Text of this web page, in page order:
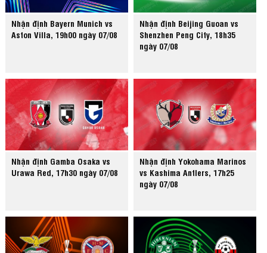
Nhận định Bayern Munich vs
Aston Villa, 19h00 ngày 07/08
Nhận định Beijing Guoan vs
Shenzhen Peng City, 18h35
ngày 07/08
Nhận định Gamba Osaka vs
Urawa Red, 17h30 ngày 07/08
Nhận định Yokohama Marinos
vs Kashima Antlers, 17h25
ngày 07/08